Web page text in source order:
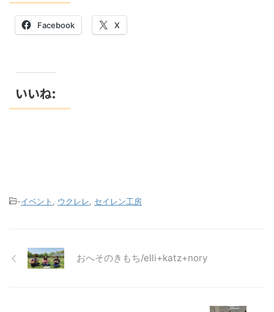
Facebook X
いいね:
-イベント , ウクレレ, セイレン工房
おへそのきもち/elli+katz+nory